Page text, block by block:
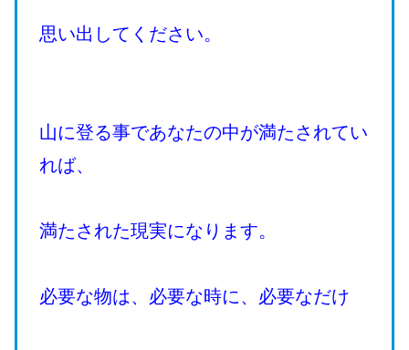
思い出してください。
山に登る事であなたの中が満たされてい
れば、
満たされた現実になります。
必要な物は、必要な時に、必要なだけ